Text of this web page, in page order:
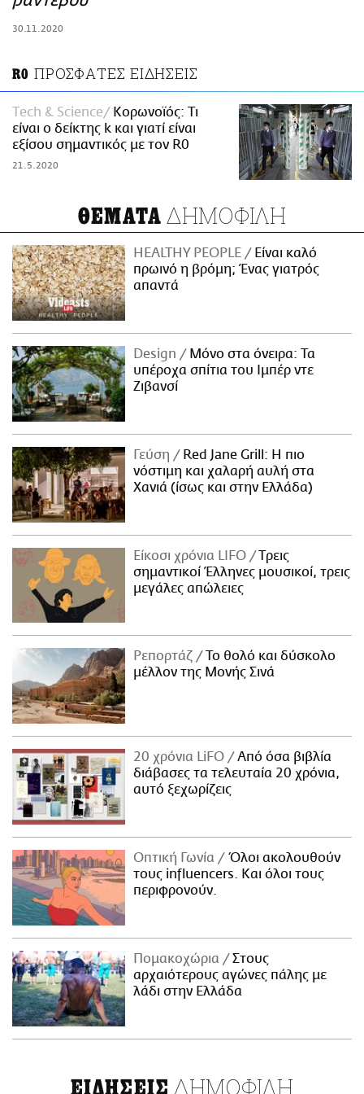
30.11.2020
R0 ΠΡΟΣΦΑΤΕΣ ΕΙΔΗΣΕΙΣ
Τech & Science
Κορωνοϊός: Τι
είναι ο δείκτης k και γιατί είναι
εξίσου σημαντικός με τον R0
21.5.2020
ΘΕΜΑΤΑ ΔΗΜΟΦΙΛΗ
HEALTHY PEOPLE
Είναι καλό
πρωινό η βρόμη; Ένας γιατρός
απαντά
Design
Μόνο στα όνειρα: Τα
υπέροχα σπίτια του Ιμπέρ ντε
Ζιβανσί
Γεύση
Red Jane Grill: Η πιο
νόστιμη και χαλαρή αυλή στα
Χανιά (ίσως και στην Ελλάδα)
Είκοσι χρόνια LIFO
Tρεις
σημαντικοί Έλληνες μουσικοί, τρεις
μεγάλες απώλειες
Ρεπορτάζ
Το θολό και δύσκολο
μέλλον της Μονής Σινά
20 χρόνια LiFO
Από όσα βιβλία
διάβασες τα τελευταία 20 χρόνια,
αυτό ξεχωρίζεις
Οπτική Γωνία
Όλοι ακολουθούν
τους influencers. Και όλοι τους
περιφρονούν.
Πομακοχώρια
Στους
αρχαιότερους αγώνες πάλης με
λάδι στην Ελλάδα
ΕΙΔΗΣΕΙΣ ΔΗΜΟΦΙΛΗ